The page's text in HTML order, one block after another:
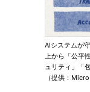
AIシステムが
上から「公平
ュリティ」「
（提供：